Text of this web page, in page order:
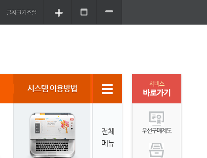
글자크기조절
시스템 이용방법
전체
메뉴
서비스
바로가기
우선구매제도